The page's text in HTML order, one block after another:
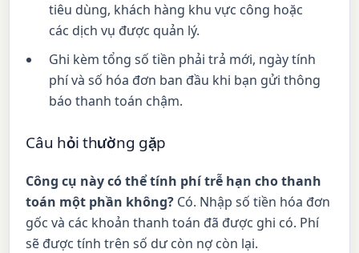
tiêu dùng, khách hàng khu vực công hoặc
các dịch vụ được quản lý.
Ghi kèm tổng số tiền phải trả mới, ngày tính
phí và số hóa đơn ban đầu khi bạn gửi thông
báo thanh toán chậm.
Câu hỏi thường gặp
Công cụ này có thể tính phí trễ hạn cho thanh
toán một phần không? Có. Nhập số tiền hóa đơn
gốc và các khoản thanh toán đã được ghi có. Phí
sẽ được tính trên số dư còn nợ còn lại.